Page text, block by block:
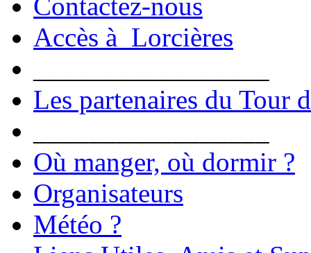
Accès à Lorcières
Les partenaires du Tour
Où manger, où dormir ?
Organisateurs
Météo ?